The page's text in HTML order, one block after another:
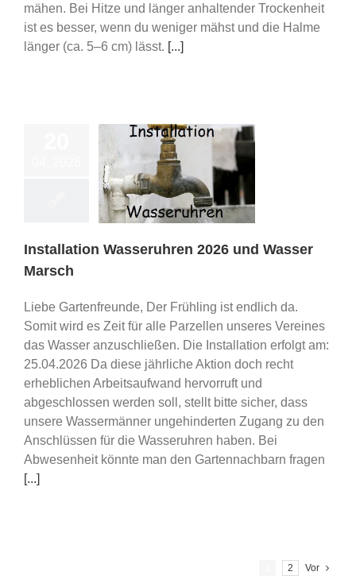
mähen. Bei Hitze und länger anhaltender Trockenheit
ist es besser, wenn du weniger mähst und die Halme
länger (ca. 5–6 cm) lässt. [...]
Installation Wasseruhren 2026 und Wasser
Marsch
Liebe Gartenfreunde, Der Frühling ist endlich da.
Somit wird es Zeit für alle Parzellen unseres Vereines
das Wasser anzuschließen. Die Installation erfolgt am:
25.04.2026 Da diese jährliche Aktion doch recht
erheblichen Arbeitsaufwand hervorruft und
abgeschlossen werden soll, stellt bitte sicher, dass
unsere Wassermänner ungehinderten Zugang zu den
Anschlüssen für die Wasseruhren haben. Bei
Abwesenheit könnte man den Gartennachbarn fragen
[...]
2 Vor